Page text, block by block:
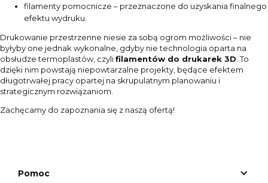
filamenty pomocnicze – przeznaczone do uzyskania finalnego
efektu wydruku.
Drukowanie przestrzenne niesie za sobą ogrom możliwości – nie
byłyby one jednak wykonalne, gdyby nie technologia oparta na
obsłudze termoplastów, czylifilamentów do drukarek 3D . To
dzięki nim powstają niepowtarzalne projekty, będące efektem
długotrwałej pracy opartej na skrupulatnym planowaniu i
strategicznym rozwiązaniom.
Zachęcamy do zapoznania się z naszą ofertą!
Pomoc